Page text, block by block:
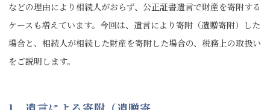
などの理由により相続人がおらず、公正証書遺言で財産を寄附する
ケースも増えています。今回は、遺言により寄附（遺贈寄附）した
場合と、相続人が相続した財産を寄附した場合の、税務上の取扱い
をご説明します。